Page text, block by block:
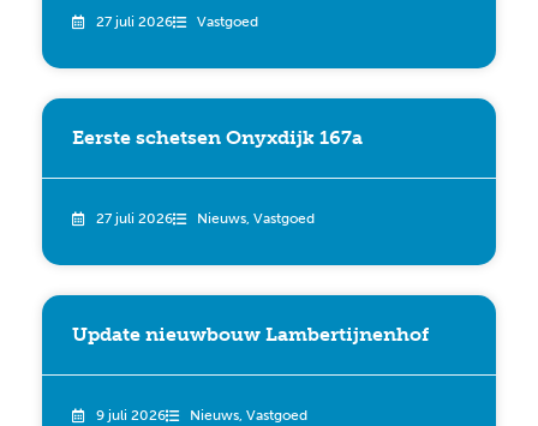
27 juli 2026 Vastgoed
Eerste schetsen Onyxdijk 167a
27 juli 2026 Nieuws, Vastgoed
Update nieuwbouw Lambertijnenhof
9 juli 2026 Nieuws, Vastgoed